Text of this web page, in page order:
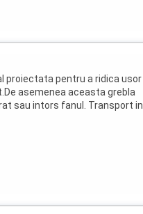
proiectata pentru a ridica usor
asemenea aceasta grebla
sau intors fanul. Transport in